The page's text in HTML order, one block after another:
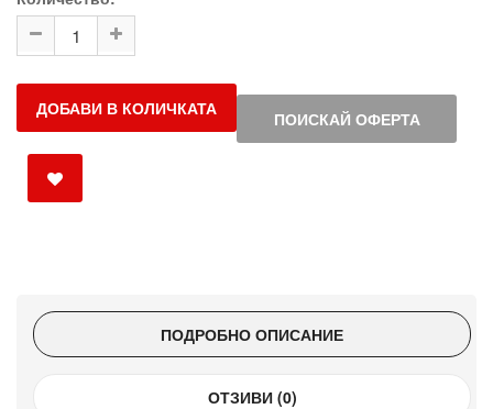
ДОБАВИ В КОЛИЧКАТА ПОИСКАЙ ОФЕРТА
ПОДРОБНО ОПИСАНИЕ
ОТЗИВИ (0)